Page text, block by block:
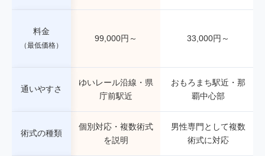
料金
（最低価格）
99,000円～ 33,000円～
通いやすさ
ゆいレール沿線・県
庁前駅近
おもろまち駅近・那
覇中心部
術式の種類
個別対応・複数術式
を説明
男性専門として複数
術式に対応